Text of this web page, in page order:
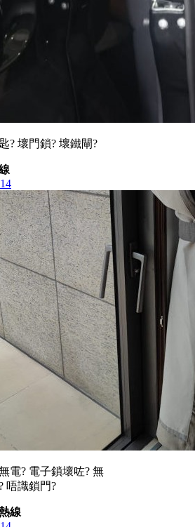
? 壞門鎖? 壞鐵閘?
電? 電子鎖壞咗? 無
唔識鎖門?
線